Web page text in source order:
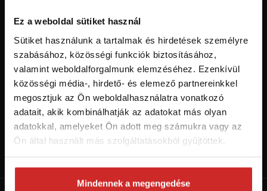
Ez a weboldal sütiket használ
Sütiket használunk a tartalmak és hirdetések személyre
szabásához, közösségi funkciók biztosításához,
valamint weboldalforgalmunk elemzéséhez. Ezenkívül
közösségi média-, hirdető- és elemező partnereinkkel
megosztjuk az Ön weboldalhasználatra vonatkozó
adatait, akik kombinálhatják az adatokat más olyan
adatokkal, amelyeket Ön adott meg számukra vagy az
Ön által használt más szolgáltatásokból gyűjtöttek.
Mindennek a megengedése
Kövess minket a Youtube-on!